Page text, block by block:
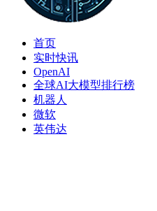
首页
实时快讯
OpenAI
全球AI大模型排行榜
机器人
微软
英伟达